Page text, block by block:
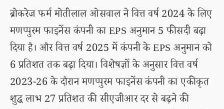
ब्रोकरेज फर्म मोतीलाल ओसवाल ने वित्त वर्ष 2024 के लिए
मणप्पुरम फाइनेंस कंपनी का EPS अनुमान 5 फीसदी बढ़ा
दिया है। और वित्त वर्ष 2025 में कंपनी के EPS अनुमान को
6 प्रतिशत तक बढ़ा दिया। विशेषज्ञों के अनुसार वित्त वर्ष
2023-26 के दौरान मणप्पुरम फाइनेंस कंपनी का एकीकृत
शुद्ध लाभ 27 प्रतिशत की सीएजीआर दर से बढ़ने की